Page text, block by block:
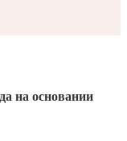
на основании